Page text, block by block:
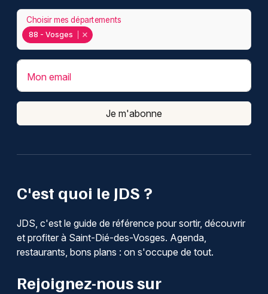
C'est quoi le JDS ?
JDS, c'est le guide de référence pour sortir, découvrir
et profiter à Saint-Dié-des-Vosges. Agenda,
restaurants, bons plans : on s'occupe de tout.
Rejoignez-nous sur
88 - Vosges
Choisir mes départements
Mon email
Je m'abonne